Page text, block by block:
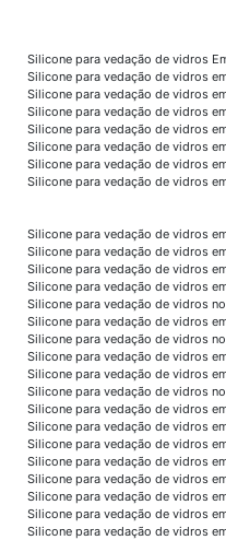
Silicone para vedação de vidros
Silicone para vedação de vidros
Silicone para vedação de vidros
Silicone para vedação de vidros
Silicone para vedação de vidros
Silicone para vedação de vidros
Silicone para vedação de vidros
Silicone para vedação de vidros
Silicone para vedação de vidros
Silicone para vedação de vidros
Silicone para vedação de vidros
Silicone para vedação de vidros
Silicone para vedação de vidros
Silicone para vedação de vidros
Silicone para vedação de vidros
Silicone para vedação de vidros
Silicone para vedação de vidros
Silicone para vedação de vidros
Silicone para vedação de vidros
Silicone para vedação de vidros
Silicone para vedação de vidros
Silicone para vedação de vidros
Silicone para vedação de vidros
Silicone para vedação de vidros
Silicone para vedação de vidros
Silicone para vedação de vidros